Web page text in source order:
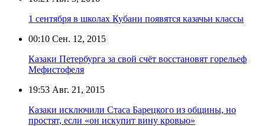
1 сентября в школах Кубани появятся казачьи классы
00:10 Сен. 12, 2015
Казаки Петербурга за свой счёт восстановят горельеф
Мефистофеля
19:53 Авг. 21, 2015
Казаки исключили Стаса Барецкого из общины, но
простят, если «он искупит вину кровью»